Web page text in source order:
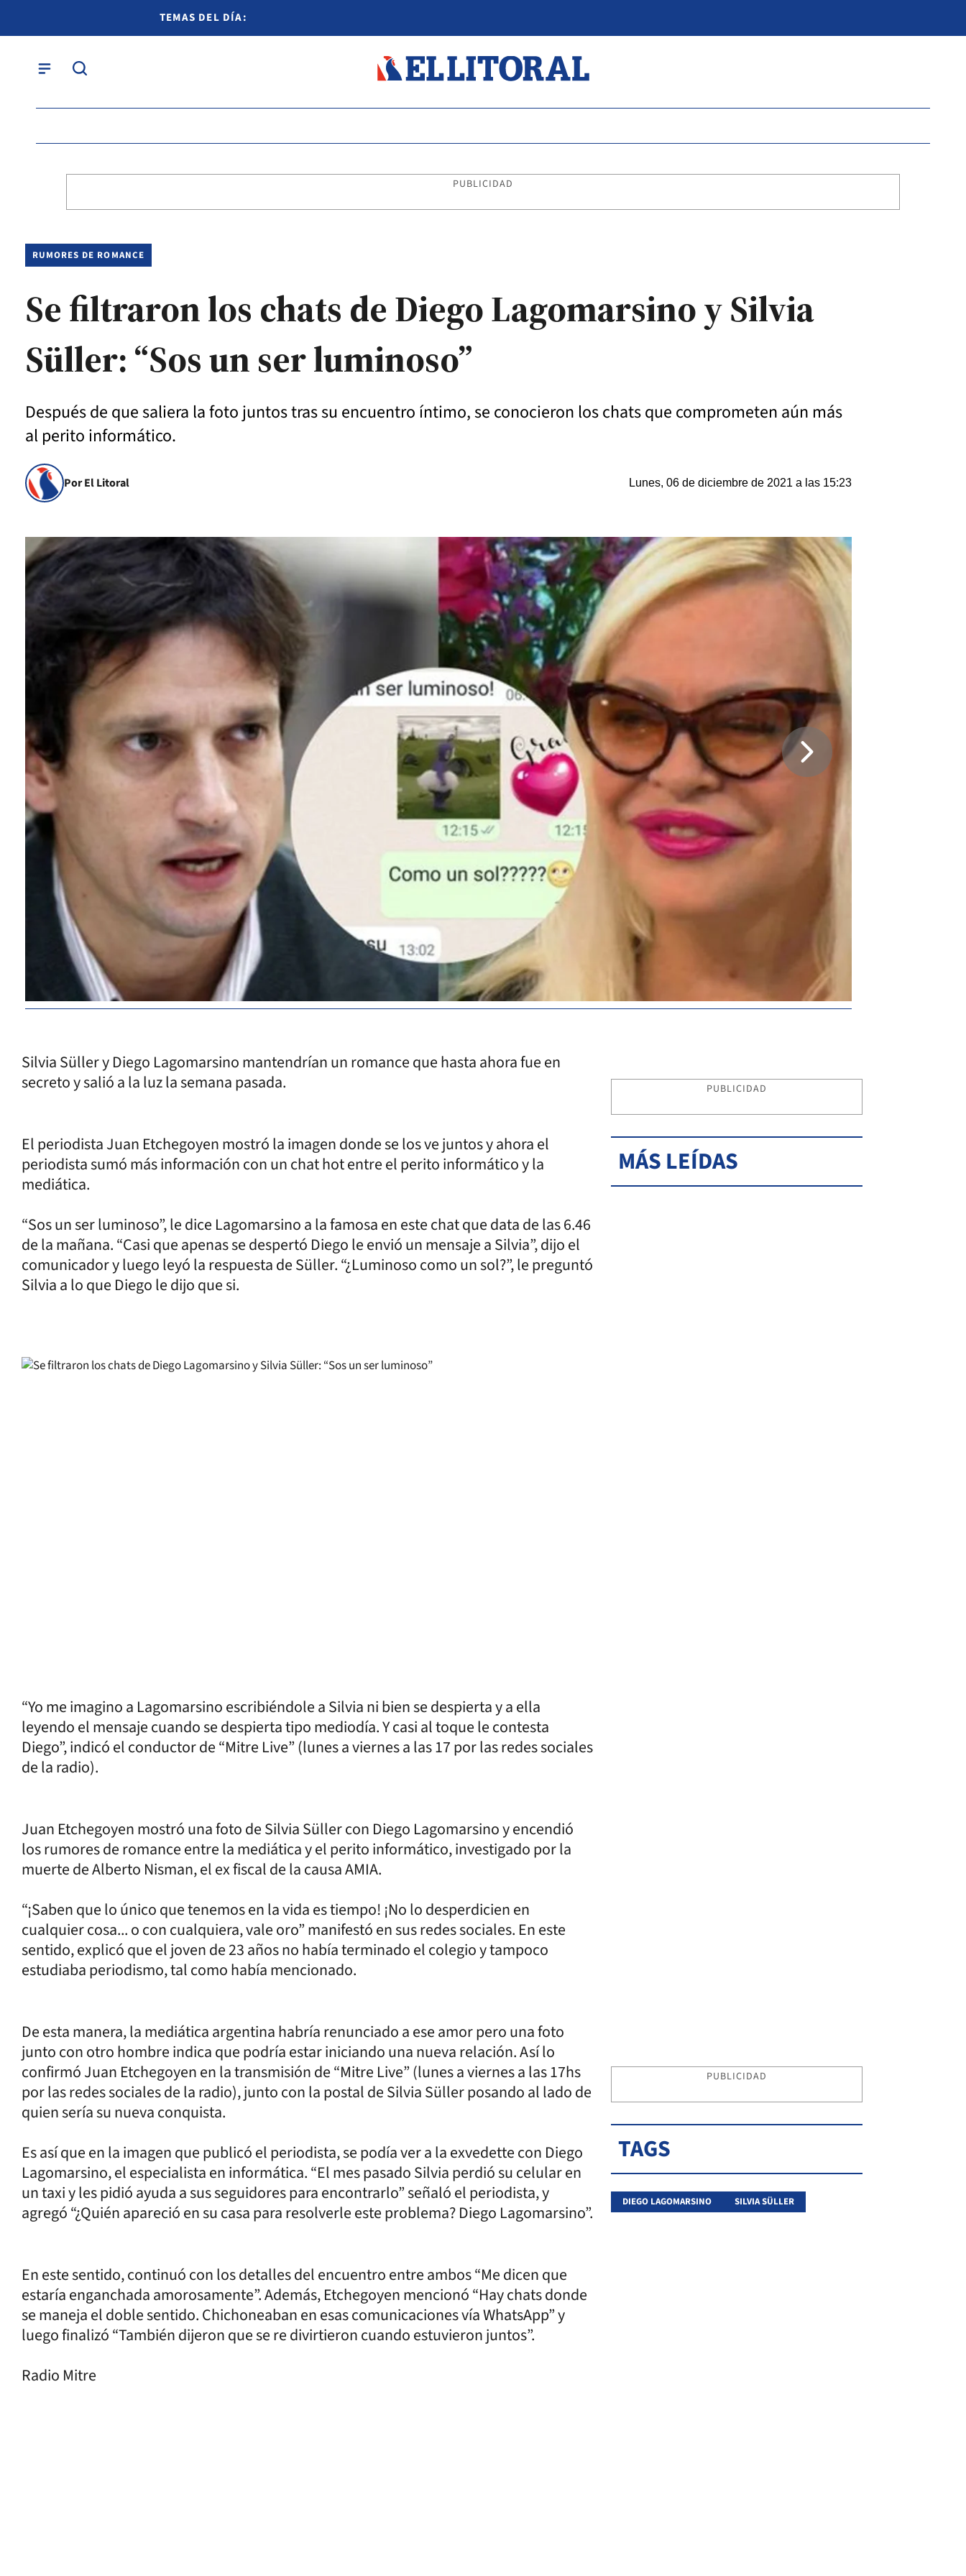
TEMAS DEL DÍA:
PUBLICIDAD
RUMORES DE ROMANCE
Se filtraron los chats de Diego Lagomarsino y Silvia
Süller: “Sos un ser luminoso”
Después de que saliera la foto juntos tras su encuentro íntimo, se conocieron los chats que comprometen aún más
al perito informático.
Por El Litoral Lunes, 06 de diciembre de 2021 a las 15:23
Silvia Süller y Diego Lagomarsino mantendrían un romance que hasta ahora fue en
secreto y salió a la luz la semana pasada.
El periodista Juan Etchegoyen mostró la imagen donde se los ve juntos y ahora el
periodista sumó más información con un chat hot entre el perito informático y la
mediática.
“Sos un ser luminoso”, le dice Lagomarsino a la famosa en este chat que data de las 6.46
de la mañana. “Casi que apenas se despertó Diego le envió un mensaje a Silvia”, dijo el
comunicador y luego leyó la respuesta de Süller. “¿Luminoso como un sol?”, le preguntó
Silvia a lo que Diego le dijo que si.
“Yo me imagino a Lagomarsino escribiéndole a Silvia ni bien se despierta y a ella
leyendo el mensaje cuando se despierta tipo mediodía. Y casi al toque le contesta
Diego”, indicó el conductor de “Mitre Live” (lunes a viernes a las 17 por las redes sociales
de la radio).
Juan Etchegoyen mostró una foto de Silvia Süller con Diego Lagomarsino y encendió
los rumores de romance entre la mediática y el perito informático, investigado por la
muerte de Alberto Nisman, el ex fiscal de la causa AMIA.
“¡Saben que lo único que tenemos en la vida es tiempo! ¡No lo desperdicien en
cualquier cosa... o con cualquiera, vale oro” manifestó en sus redes sociales. En este
sentido, explicó que el joven de 23 años no había terminado el colegio y tampoco
estudiaba periodismo, tal como había mencionado.
De esta manera, la mediática argentina habría renunciado a ese amor pero una foto
junto con otro hombre indica que podría estar iniciando una nueva relación. Así lo
confirmó Juan Etchegoyen en la transmisión de “Mitre Live” (lunes a viernes a las 17hs
por las redes sociales de la radio), junto con la postal de Silvia Süller posando al lado de
quien sería su nueva conquista.
Es así que en la imagen que publicó el periodista, se podía ver a la exvedette con Diego
Lagomarsino, el especialista en informática. “El mes pasado Silvia perdió su celular en
un taxi y les pidió ayuda a sus seguidores para encontrarlo” señaló el periodista, y
agregó “¿Quién apareció en su casa para resolverle este problema? Diego Lagomarsino”.
En este sentido, continuó con los detalles del encuentro entre ambos “Me dicen que
estaría enganchada amorosamente”. Además, Etchegoyen mencionó “Hay chats donde
se maneja el doble sentido. Chichoneaban en esas comunicaciones vía WhatsApp” y
luego finalizó “También dijeron que se re divirtieron cuando estuvieron juntos”.
Radio Mitre
PUBLICIDAD
MÁS LEÍDAS
PUBLICIDAD
TAGS
DIEGO LAGOMARSINO SILVIA SÜLLER